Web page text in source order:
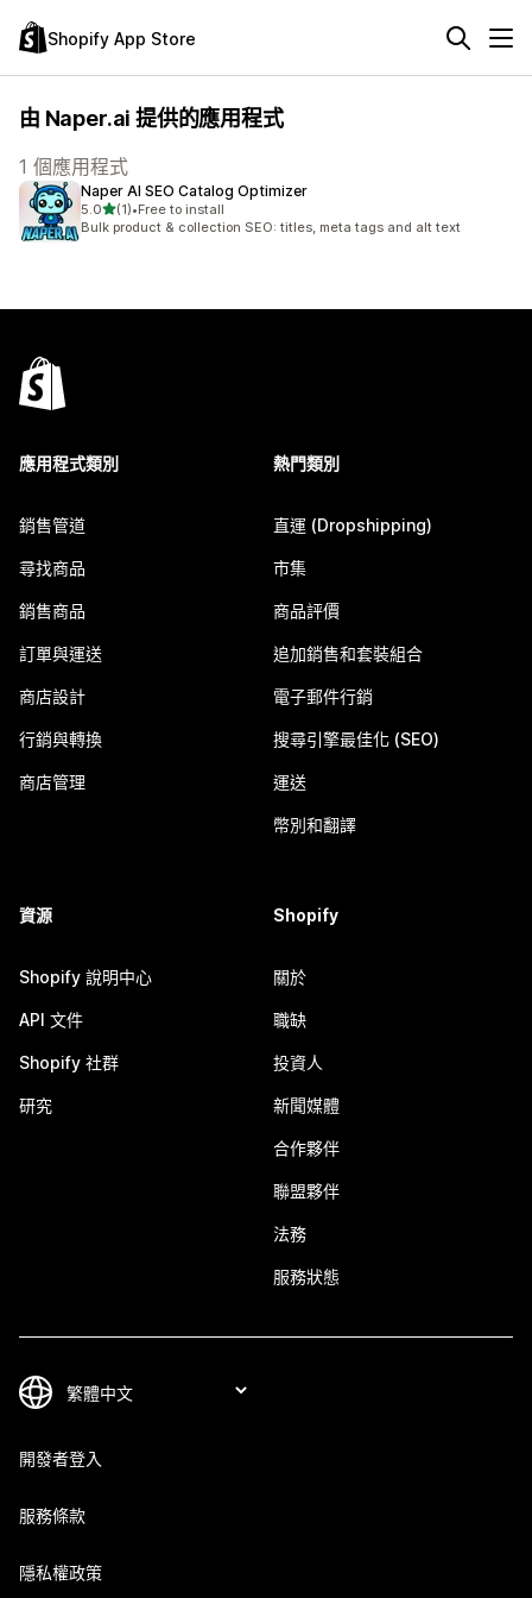
Shopify App Store
由 Naper.ai 提供的應用程式
1 個應用程式
Naper AI SEO Catalog Optimizer
5.0滿分 5 顆星
(1)
共有 1 則評價
•Free to install
Bulk product & collection SEO: titles, meta tags and alt text
應用程式類別
銷售管道
尋找商品
銷售商品
訂單與運送
商店設計
行銷與轉換
商店管理
熱門類別
直運 (Dropshipping)
市集
商品評價
追加銷售和套裝組合
電子郵件行銷
搜尋引擎最佳化 (SEO)
運送
幣別和翻譯
資源
Shopify 說明中心
API 文件
Shopify 社群
研究
Shopify
關於
職缺
投資人
新聞媒體
合作夥伴
聯盟夥伴
法務
服務狀態
開發者登入
服務條款
隱私權政策